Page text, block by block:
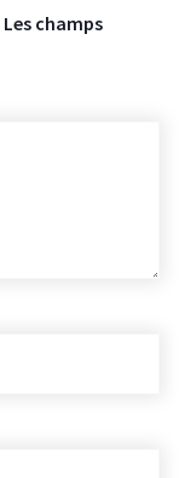
Les champs